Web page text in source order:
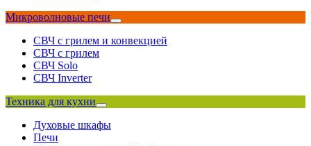
Микроволновые печи
СВЧ с грилем и конвекцией
СВЧ с грилем
СВЧ Solo
СВЧ Inverter
Техника для кухни
Духовые шкафы
Печи